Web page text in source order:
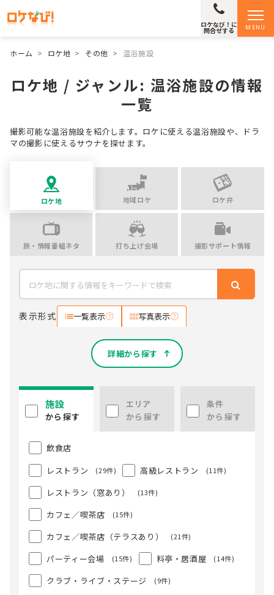
MENU
ロケなび！に
問合せする
ホーム > ロケ地 > その他 > 温浴施設
ロケ地 / ジャンル: 温浴施設の情報
一覧
撮影可能な温浴施設を紹介します。ロケに使える温浴施設や、ドラ
マの撮影に使えるサウナを探せます。
ロケ地 地域ロケ ロケ弁
旅・情報番組ネタ 打ち上げ会場 撮影サポート情報
表示形式 一覧表示 写真表示
詳細から探す
施設
から探す
エリア
から探す
条件
から探す
飲食店
レストラン
(29件) 高級レストラン (11件)
レストラン（窓あり） (13件)
カフェ／喫茶店 (15件)
カフェ／喫茶店（テラスあり） (21件)
パーティー会場 (15件) 料亭・居酒屋 (14件)
クラブ・ライブ・ステージ (9件)